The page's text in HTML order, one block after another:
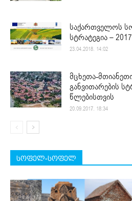
საქართველოს
სტრატეგია –
23.04.2018. 14:02
მცხეთა-
განვითარების
წლებისთვის
20.09.2017. 18:34
სოფელ-სოფელ